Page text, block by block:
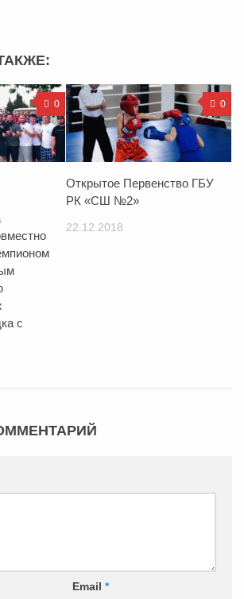
0
с
0
Открытое Первенство ГБУ
РК «СШ №2»
22.12.2018
Email *